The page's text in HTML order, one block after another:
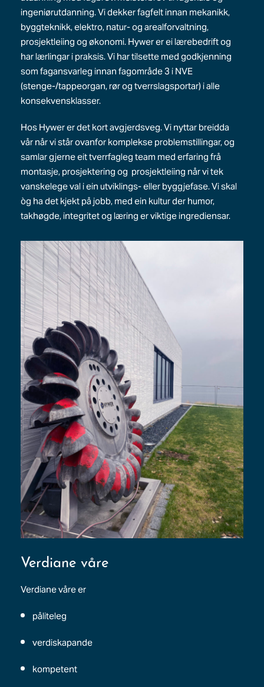
ingeniørutdanning. Vi dekker fagfelt innan mekanikk,
byggteknikk, elektro, natur- og arealforvaltning,
prosjektleiing og økonomi. Hywer er ei lærebedrift og
har lærlingar i praksis. Vi har tilsette med godkjenning
som fagansvarleg innan fagområde 3 i NVE
(stenge-/tappeorgan, rør og tverrslagsportar) i alle
konsekvensklasser.
Hos Hywer er det kort avgjerdsveg. Vi nyttar breidda
vår når vi står ovanfor komplekse problemstillingar, og
samlar gjerne eit tverrfagleg team med erfaring frå
montasje, prosjektering og prosjektleiing når vi tek
vanskelege val i ein utviklings- eller byggjefase. Vi skal
òg ha det kjekt på jobb, med ein kultur der humor,
takhøgde, integritet og læring er viktige ingrediensar.
Verdiane våre
Verdiane våre er
påliteleg
verdiskapande
kompetent